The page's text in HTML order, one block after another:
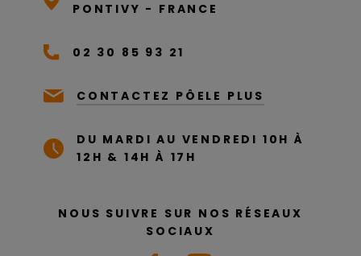
PONTIVY - FRANCE
02 30 85 93 21
CONTACTEZ PÔELE PLUS
DU MARDI AU VENDREDI 10H À
12H & 14H À 17H
NOUS SUIVRE SUR NOS RÉSEAUX
SOCIAUX